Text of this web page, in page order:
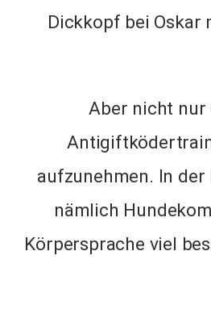
Dickkopf bei Oskar
Aber nicht nur
aufzunehmen. In
nämlich
Körpersprache viel